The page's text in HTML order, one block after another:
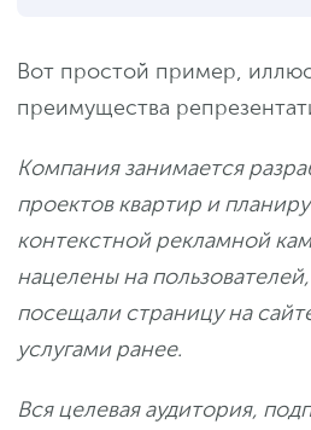
Вот простой пример,
преимущества
Компания занимается
проектов квартир и
контекстной рекламной
нацелены на
посещали страницу на
услугами ранее.
Вся целевая аудитория,